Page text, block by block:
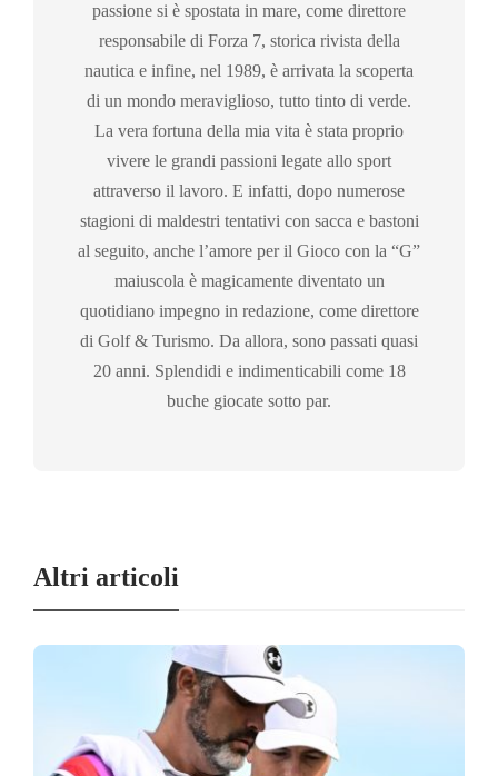
passione si è spostata in mare, come direttore
responsabile di Forza 7, storica rivista della
nautica e infine, nel 1989, è arrivata la scoperta
di un mondo meraviglioso, tutto tinto di verde.
La vera fortuna della mia vita è stata proprio
vivere le grandi passioni legate allo sport
attraverso il lavoro. E infatti, dopo numerose
stagioni di maldestri tentativi con sacca e bastoni
al seguito, anche l’amore per il Gioco con la “G”
maiuscola è magicamente diventato un
quotidiano impegno in redazione, come direttore
di Golf & Turismo. Da allora, sono passati quasi
20 anni. Splendidi e indimenticabili come 18
buche giocate sotto par.
Altri articoli